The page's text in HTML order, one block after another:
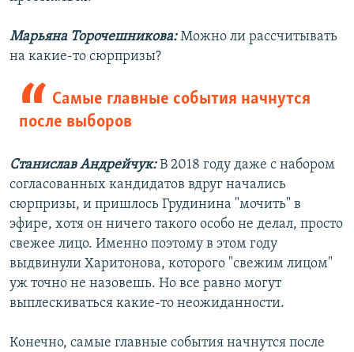
Марьяна Торочешникова:Можно ли рассчитывать
на какие-то сюрпризы?
Самые главные события начнутся
после выборов
Станислав Андрейчук:В 2018 году даже с набором
согласованных кандидатов вдруг начались
сюрпризы, и пришлось Грудинина "мочить" в
эфире, хотя он ничего такого особо не делал, просто
свежее лицо. Именно поэтому в этом году
выдвинули Харитонова, которого "свежим лицом"
уж точно не назовешь. Но все равно могут
выплескиваться какие-то неожиданности.
Конечно, самые главные события начнутся после